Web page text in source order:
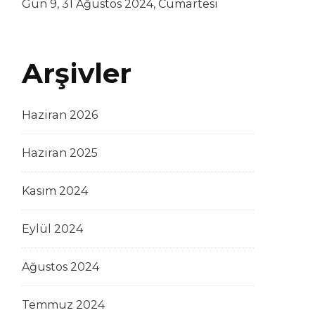
Gün 9, 31 Ağustos 2024, Cumartesi
Arşivler
Haziran 2026
Haziran 2025
Kasım 2024
Eylül 2024
Ağustos 2024
Temmuz 2024